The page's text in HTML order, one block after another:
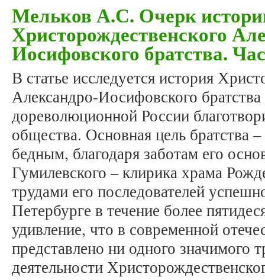
Мельков А.С. Очерк
Христорождественского
Иосифовского братства.
В статье исследуется история
Александро-Иосифовского
дореволюционной России
общества. Основная цель братства
бедным, благодаря заботам его
Гумилевского – клирика храма
трудами его последователей
Петербурге в течение более
удивление, что в современной
представлено ни одного значимого
деятельности